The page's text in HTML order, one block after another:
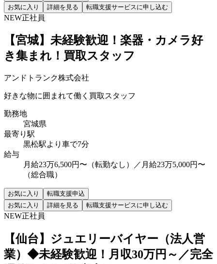
お気に入り 詳細を見る 転職支援サービスに申し込む
NEW正社員
【宮城】未経験歓迎！楽器・カメラ好
き集まれ！買取スタッフ
アンドトランク株式会社
好きな物に囲まれて働く買取スタッフ
勤務地
宮城県
最寄り駅
黒松駅より車で7分
給与
月給23万6,500円〜（転勤なし）／月給23万5,000円〜
（総合職）
お気に入り
転職支援申込
お気に入り
詳細を見る 転職支援サービスに申し込む
NEW正社員
【仙台】ジュエリーバイヤー（法人営
業）◆未経験歓迎！月収30万円～／完全